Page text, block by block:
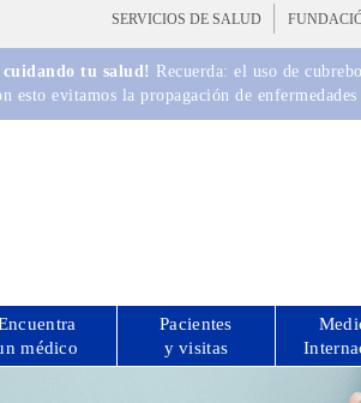
SERVICIOS DE SALUD
cuidando tu salud! Recuerda: el uso de
esto evitamos la propagación de
médico
Pacientes
y visitas